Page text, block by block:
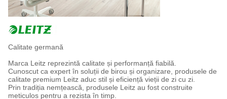
Calitate germană
Marca Leitz reprezintă calitate și performanță fiabilă.
Cunoscut ca expert în soluții de birou și organizare, produsele de
calitate premium Leitz aduc stil și eficiență vieții de zi cu zi.
Prin tradiția nemțească, produsele Leitz au fost construite
meticulos pentru a rezista în timp.